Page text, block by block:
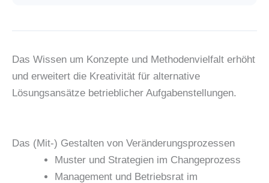
Das Wissen um Konzepte und Methodenvielfalt erhöht
und erweitert die Kreativität für alternative
Lösungsansätze betrieblicher Aufgabenstellungen.
Das (Mit-) Gestalten von Veränderungsprozessen
Muster und Strategien im Changeprozess
Management und Betriebsrat im